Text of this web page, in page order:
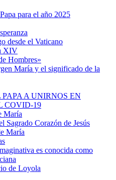
para el año 2025
desde el Vaticano
XIV
Hombres»
María y el significado de la
A UNIRNOS EN
COVID-19
María
Sagrado Corazón de Jesús
María
es conocida como
de Loyola